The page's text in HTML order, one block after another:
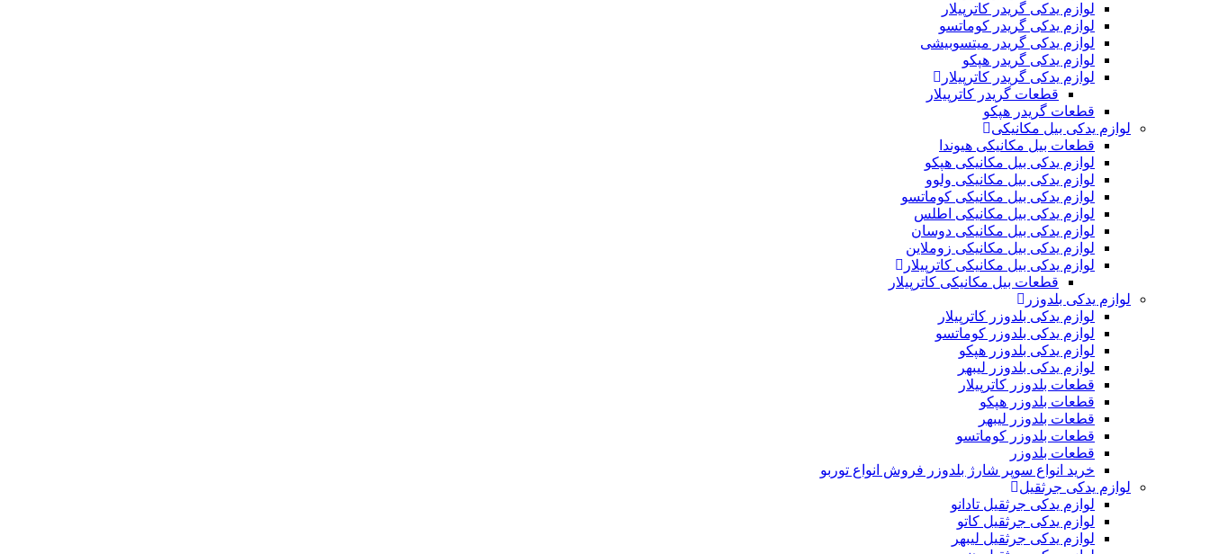
لوازم یدکی گریدر کاترپیلار
لوازم یدکی گریدر کوماتسو
لوازم یدکی گریدر میتسوبیشی
لوازم یدکی گریدر هپکو
لوازم یدکی گریدر کاترپیلار
قطعات گریدر کاترپیلار
قطعات گریدر هپکو
لوازم یدکی بیل مکانیکی
قطعات بیل مکانیکی هیوندا
لوازم یدکی بیل مکانیکی هپکو
لوازم یدکی بیل مکانیکی ولوو
لوازم یدکی بیل مکانیکی کوماتسو
لوازم یدکی بیل مکانیکی اطلس
لوازم یدکی بیل مکانیکی دوسان
لوازم یدکی بیل مکانیکی زوملاین
لوازم یدکی بیل مکانیکی کاترپیلار
قطعات بیل مکانیکی کاترپیلار
لوازم یدکی بلدوزر
لوازم یدکی بلدوزر کاترپیلار
لوازم یدکی بلدوزر کوماتسو
لوازم یدکی بلدوزر هپکو
لوازم یدکی بلدوزر لیبهر
قطعات بلدوزر کاترپیلار
قطعات بلدوزر هپکو
قطعات بلدوزر لیبهر
قطعات بلدوزر کوماتسو
قطعات بلدوزر
خرید انواع سوپر شارژ بلدوزر فروش انواع توربو
لوازم یدکی جرثقیل
لوازم یدکی جرثقیل تادانو
لوازم یدکی جرثقیل کاتو
لوازم یدکی جرثقیل لیبهر